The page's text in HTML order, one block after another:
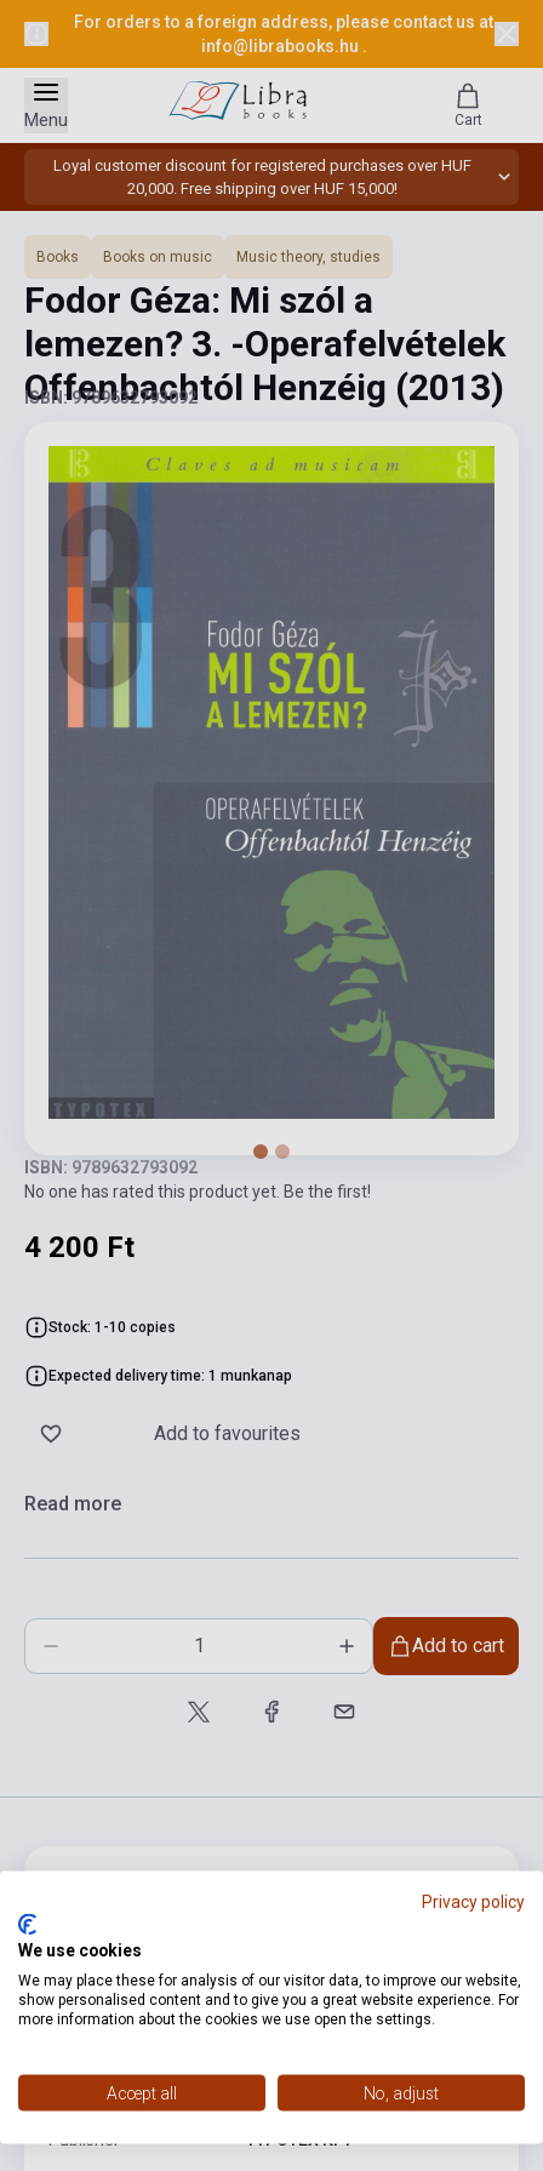
For orders to a foreign address, please contact us at
info@librabooks.hu .
Loyal customer discount for registered purchases over HUF
20,000. Free shipping over HUF 15,000!
Menu Cart
Books Books on music Music theory, studies
Fodor Géza: Mi szól a
lemezen? 3. -Operafelvételek
Offenbachtól Henzéig (2013)
ISBN: 9789632793092
ISBN: 9789632793092
No one has rated this product yet. Be the first!
4 200 Ft
Stock: 1-10 copies
Expected delivery time: 1 munkanap
Add to favourites
Read more
Add to cart
Author Fodor Géza
Publisher TYPOTEX KFT
Privacy policy
We use cookies
We may place these for analysis of our visitor data, to improve our website,
show personalised content and to give you a great website experience. For
more information about the cookies we use open the settings.
Accept all No, adjust